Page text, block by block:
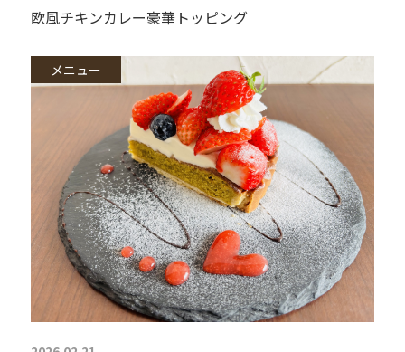
欧風チキンカレー豪華トッピング
メニュー